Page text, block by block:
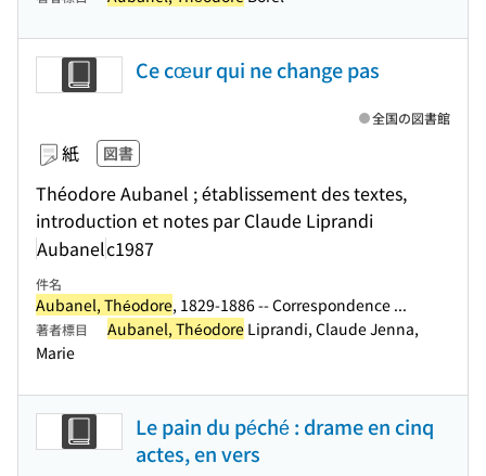
Ce cœur qui ne change pas
紙 図書
Théodore Aubanel ; établissement des textes,
introduction et notes par Claude Liprandi
Aubanelc1987
全国の図書館
件名
Aubanel, Théodore, 1829-1886 -- Correspondence ...
著者標目 Aubanel, Théodore Liprandi, Claude Jenna,
Marie
Le pain du péché : drame en cinq
actes, en vers